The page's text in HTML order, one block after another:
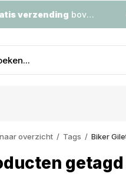
verzending boven €79,-
overzicht Tags Biker